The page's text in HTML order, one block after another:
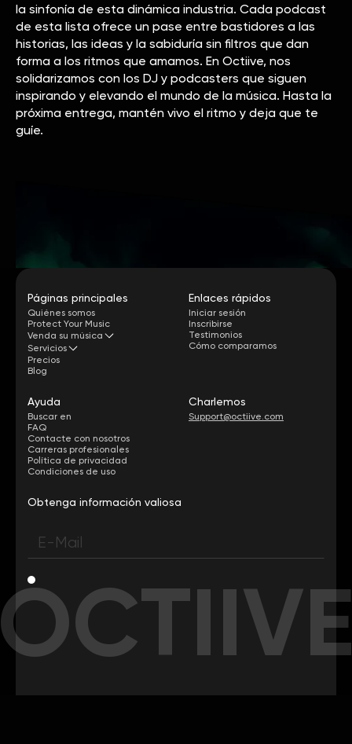
la sinfonía de esta dinámica industria. Cada podcast
de esta lista ofrece un pase entre bastidores a las
historias, las ideas y la sabiduría sin filtros que dan
forma a los ritmos que amamos. En Octiive, nos
solidarizamos con los DJ y podcasters que siguen
inspirando y elevando el mundo de la música. Hasta la
próxima entrega, mantén vivo el ritmo y deja que te
guíe.
Páginas principales
Quiénes somos
Protect Your Music
Venda su música
Servicios
Precios
Blog
Enlaces rápidos
Iniciar sesión
Inscribirse
Testimonios
Cómo comparamos
Ayuda
Buscar en
FAQ
Contacte con nosotros
Carreras profesionales
Política de privacidad
Condiciones de uso
Charlemos
Support@octiive.com
Obtenga información valiosa